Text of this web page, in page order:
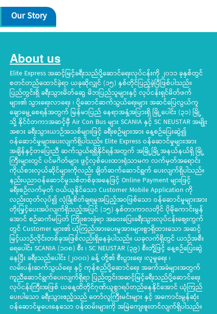
Our Story
About us
Elite Express အဆင့်မြင့်ခရီးသည်ပို့ဆောင်ရေးလုပ်ငန်းကို ၂၀၁၁ ခုနှစ်တွင်
စတင်တည်ထောင်ခဲ့ရာ ယခုဆိုလျှင် (၁၅) နှစ်တိုင်ပြည့်ခဲ့ပြီဖြစ်ပါသည်။
ပြည်တွင်းရှိ ခရီးသွားမိတ်ဆွေ မိဘပြည်သူများနှင့် လုပ်ငန်းရှင်မိတ်ဖက်
များ၏ သွားရေးလာရေး ၊ ပို့ဆောင်ဆက်သွယ်ရေးများ အဆင်ပြေလွယ်ကူ
ချောမွေ့စေရန်အတွက် မြန်မာပြည် နေရာအနှံ့အပြားရှိ မြို့ပေါင်း (၃၁) မြို့
သို့ နိုင်ငံတကာအဆင့်မှီ Air Con Bus များ SCANIA နှင့် SC NEUSTAR အမျိုး
အစား ခရီးသွားယာဉ်အသစ်များဖြင့် ခရီးစဉ်များအား နေ့စဉ်ပြေးဆွဲ၍
ဝန်ဆောင်မှုများပေးလျက်ရှိပါသည်။ Elite Express ဝန်ဆောင်မှုများအား
အချိန်နှင့်တပြေးညီ ဆက်သွယ်ရရှိနိုင်ရန်အတွက် အမြို့မြို့အနယ်နယ်ရှိ မြို့
ကြီးများတွင် ပင်မဂိတ်များ ဖွင့်လှစ်ပေးထားရုံသာမက လက်မှတ်အရောင်း
ကိုယ်စားလှယ်ဆိုင်များကိုလည်း ချိတ်ဆက်ဆောင်ရွက် ပေးလျက်ရှိပါသည်။
နည်းပညာဝန်ဆောင်မှုသစ်တစ်ခုအနေဖြင့် Online Payment များဖြင့်
ခရီးစဉ်လက်မှတ် ဝယ်ယူနိုင်သော Customer Mobile Application ကို
လည်းထုတ်လုပ်၍ လုံခြုံစိတ်ချရမှုအပြည့်အဝဖြစ်သော ဝန်ဆောင်မှုများအား
တိုးမြှင့်ပေးအပ်လျက်ရှိသည့်အပြင် (၁၅) နှစ်တာကာလတိုင် ပိုမိုကောင်းမွန်
အောင် စဉ်ဆက်မပြတ် ကြိုးစားခဲ့ရာ အဝေးပြေးခရီးသွားလုပ်ငန်းဈေးကွက်
တွင် Customer များ၏ ယုံကြည်အားပေးမှုအားများစွာရှိထားသော အဆင့်
မြင့်ယာဉ်လိုင်းတစ်ခုအဖြစ်လည်းရှိနေခဲ့ပါသည်။ ယခုလက်ရှိတွင် ယာဉ်အစီး
ရေပေါင်း SCANIA (၁၀၈) စီး ၊ SC NEUSTAR (၃၉) စီးတို့ဖြင့် နေ့စဉ်ပြေးဆွဲ
နေပြီး ခရီးသည်ပေါင်း (၂၀၀၀) ခန့် တို့၏ စီးပွားရေး ၊လူမှုရေး ၊
လမ်းပန်းဆက်သွယ်ရေး နှင့် ကုန်စည်ပို့ဆောင်ရေး အခက်အခဲများအတွက်
ကူညီဆောင်ရွက်ပေးလျက်ရှိရာ ပြည်တွင်းအဆင့်မြင့်ခရီးသည်ပို့ဆောင်ရေး
လုပ်ငန်းကြီးအဖြစ် ယနေ့ထိတိုင်ဂုဏ်ယူစွာရပ်တည်နေနိုင်အောင် ယုံကြည်
ပေးပါသော ခရီးသွားဧည့်သည် တော်လူကြီးမင်းများ နှင့် အကောင်းမွန်ဆုံး
ဝန်ဆောင်မှုပေးနေသော ဝန်ထမ်းများကို အမြဲကျေးဇူးတင်လျက်ရှိပါသည်။